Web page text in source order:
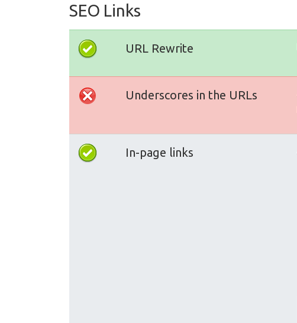
SEO Links
URL Rewrite
Underscores in the URLs
In-page links